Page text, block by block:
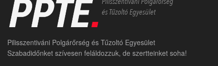
Pilisszentiváni Polgárőrség és Tűzoltó Egyesület
Szabadidőnket szívesen feláldozzuk, de szertteinket soha!